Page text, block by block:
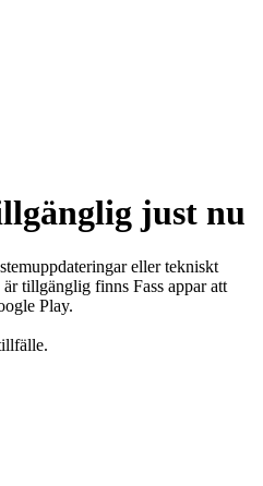
just nu
eller tekniskt
tillgänglig finns Fass appar att
Play.